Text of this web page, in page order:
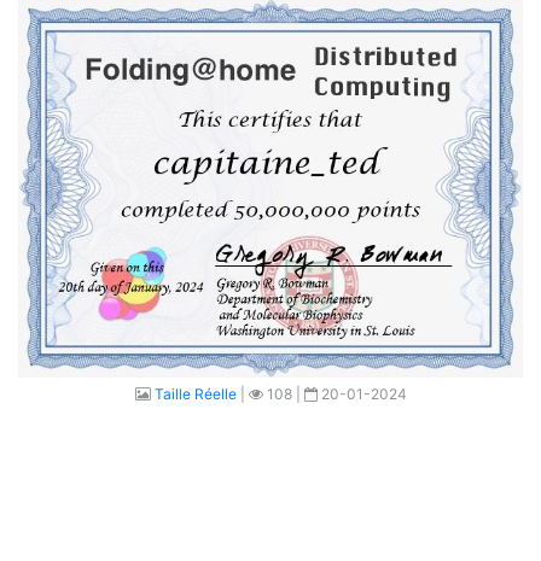
Taille Réelle| 108 | 20-01-2024